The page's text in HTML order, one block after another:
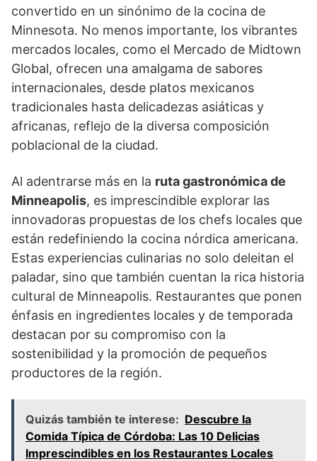
convertido en un sinónimo de la cocina de
Minnesota. No menos importante, los vibrantes
mercados locales, como el Mercado de Midtown
Global, ofrecen una amalgama de sabores
internacionales, desde platos mexicanos
tradicionales hasta delicadezas asiáticas y
africanas, reflejo de la diversa composición
poblacional de la ciudad.
Al adentrarse más en la ruta gastronómica de
Minneapolis, es imprescindible explorar las
innovadoras propuestas de los chefs locales que
están redefiniendo la cocina nórdica americana.
Estas experiencias culinarias no solo deleitan el
paladar, sino que también cuentan la rica historia
cultural de Minneapolis. Restaurantes que ponen
énfasis en ingredientes locales y de temporada
destacan por su compromiso con la
sostenibilidad y la promoción de pequeños
productores de la región.
Quizás también te interese: Descubre la
Comida Típica de Córdoba: Las 10 Delicias
Imprescindibles en los Restaurantes Locales